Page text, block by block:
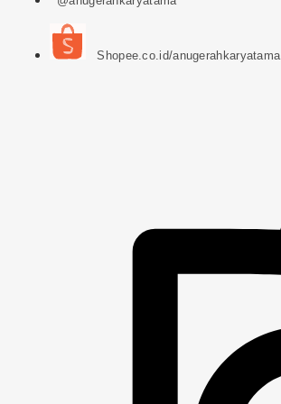
Shopee.co.id/anugerahkaryatama